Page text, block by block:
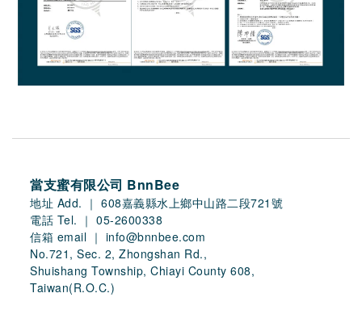
當支蜜有限公司 BnnBee
地址 Add. ｜ 608嘉義縣水上鄉中山路二段721號
電話 Tel. ｜ 05-2600338
信箱 email ｜ info@bnnbee.com
No.721, Sec. 2, Zhongshan Rd.,
Shuishang Township, Chiayi County 608,
Taiwan(R.O.C.)